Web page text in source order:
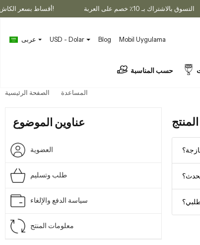
التسوق بالاشتراك بـ 10٪ خصم على العربة
عربى USD - Dolar Blog Mobil Uygulama
حسب المناسبة
الصفحة الرئيسية المساعدة
عناوين الموضوع
العضوية
طلب وتسليم
سياسة الدفع والإلغاء
معلومات المنتج
يحدث؟